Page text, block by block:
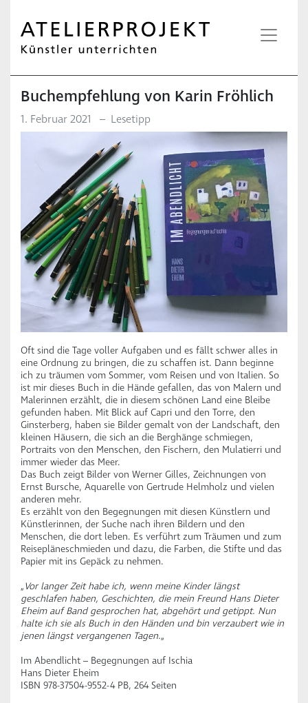
Buchempfehlung von Karin Fröhlich
1. Februar 2021 – Lesetipp
Oft sind die Tage voller Aufgaben und es fällt schwer alles in
eine Ordnung zu bringen, die zu schaffen ist. Dann beginne
ich zu träumen vom Sommer, vom Reisen und von Italien. So
ist mir dieses Buch in die Hände gefallen, das von Malern und
Malerinnen erzählt, die in diesem schönen Land eine Bleibe
gefunden haben. Mit Blick auf Capri und den Torre, den
Ginsterberg, haben sie Bilder gemalt von der Landschaft, den
kleinen Häusern, die sich an die Berghänge schmiegen,
Portraits von den Menschen, den Fischern, den Mulatierri und
immer wieder das Meer.
Das Buch zeigt Bilder von Werner Gilles, Zeichnungen von
Ernst Bursche, Aquarelle von Gertrude Helmholz und vielen
anderen mehr.
Es erzählt von den Begegnungen mit diesen Künstlern und
Künstlerinnen, der Suche nach ihren Bildern und den
Menschen, die dort leben. Es verführt zum Träumen und zum
Reisepläneschmieden und dazu, die Farben, die Stifte und das
Papier mit ins Gepäck zu nehmen.
„Vor langer Zeit habe ich, wenn meine Kinder längst
geschlafen haben, Geschichten, die mein Freund Hans Dieter
Eheim auf Band gesprochen hat, abgehört und getippt. Nun
halte ich sie als Buch in den Händen und bin verzaubert wie in
jenen längst vergangenen Tagen.„
Im Abendlicht – Begegnungen auf Ischia
Hans Dieter Eheim
ISBN 978-37504-9552-4 PB, 264 Seiten